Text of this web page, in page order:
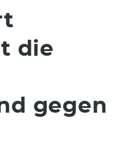
die
gegen